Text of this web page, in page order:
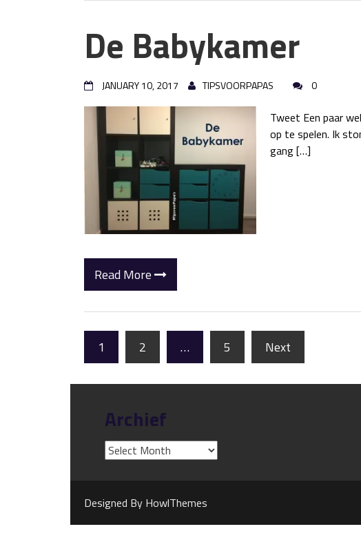
De Babykamer
JANUARY 10, 2017 TIPSVOORPAPAS 0
Tweet Een paar
op te spelen. Ik
gang […]
Read More
1 2 … 5 Next
Archief
Designed By HowlThemes